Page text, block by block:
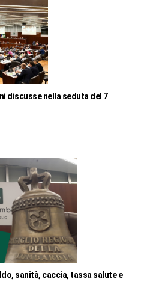
discusse nella seduta del 7
sanità, caccia, tassa salute e